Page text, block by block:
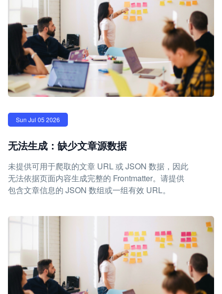
Sun Jul 05 2026
无法生成：缺少文章源数据
未提供可用于爬取的文章 URL 或 JSON 数据，因此
无法依据页面内容生成完整的 Frontmatter。请提供
包含文章信息的 JSON 数组或一组有效 URL。